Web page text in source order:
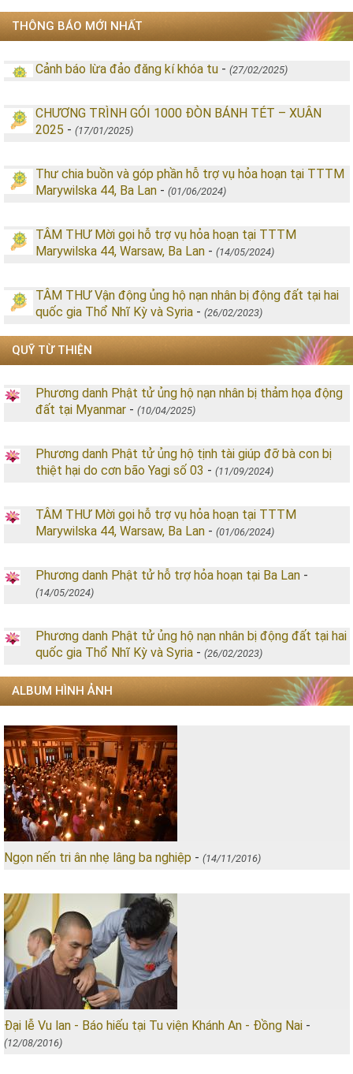
THÔNG BÁO MỚI NHẤT
Cảnh báo lừa đảo đăng kí khóa tu - (27/02/2025)
CHƯƠNG TRÌNH GÓI 1000 ĐÒN BÁNH TÉT – XUÂN
2025 - (17/01/2025)
Thư chia buồn và góp phần hỗ trợ vụ hỏa hoạn tại TTTM
Marywilska 44, Ba Lan - (01/06/2024)
TÂM THƯ Mời gọi hỗ trợ vụ hỏa hoạn tại TTTM
Marywilska 44, Warsaw, Ba Lan - (14/05/2024)
TÂM THƯ Vận động ủng hộ nạn nhân bị động đất tại hai
quốc gia Thổ Nhĩ Kỳ và Syria - (26/02/2023)
QUỸ TỪ THIỆN
Phương danh Phật tử ủng hộ nạn nhân bị thảm họa động
đất tại Myanmar - (10/04/2025)
Phương danh Phật tử ủng hộ tịnh tài giúp đỡ bà con bị
thiệt hại do cơn bão Yagi số 03 - (11/09/2024)
TÂM THƯ Mời gọi hỗ trợ vụ hỏa hoạn tại TTTM
Marywilska 44, Warsaw, Ba Lan - (01/06/2024)
Phương danh Phật tử hỗ trợ hỏa hoạn tại Ba Lan -
(14/05/2024)
Phương danh Phật tử ủng hộ nạn nhân bị động đất tại hai
quốc gia Thổ Nhĩ Kỳ và Syria - (26/02/2023)
ALBUM HÌNH ẢNH
Ngọn nến tri ân nhẹ lâng ba nghiệp - (14/11/2016)
Đại lễ Vu lan - Báo hiếu tại Tu viện Khánh An - Đồng Nai -
(12/08/2016)